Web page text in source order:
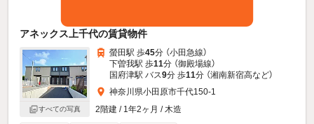
アネックス上千代の賃貸物件
すべての写真
螢田駅 歩45分 （小田急線）
下曽我駅 歩11分 （御殿場線）
国府津駅 バス9分 歩11分 （湘南新宿高など）
神奈川県小田原市千代150-1
2階建 / 1年2ヶ月 / 木造